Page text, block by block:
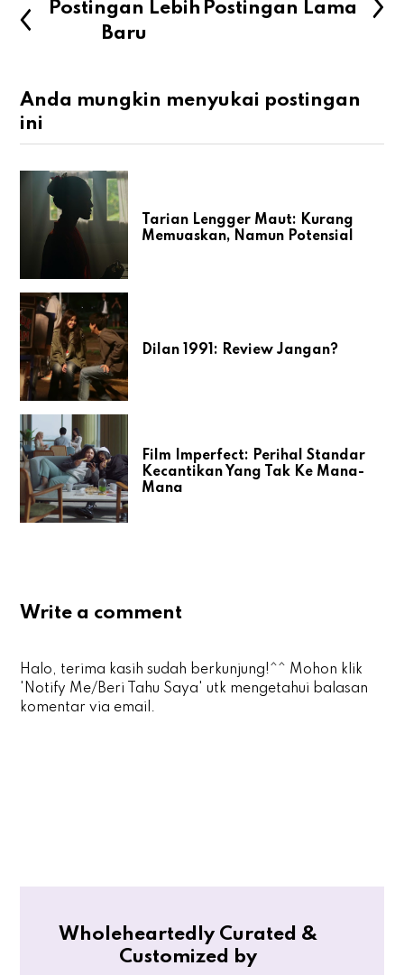
Postingan Lebih
Baru
Postingan Lama
Anda mungkin menyukai postingan
ini
Tarian Lengger Maut: Kurang
Memuaskan, Namun Potensial
Dilan 1991: Review Jangan?
Film Imperfect: Perihal Standar
Kecantikan Yang Tak Ke Mana-
Mana
Write a comment
Halo, terima kasih sudah berkunjung!^^ Mohon klik
'Notify Me/Beri Tahu Saya' utk mengetahui balasan
komentar via email.
Wholeheartedly Curated &
Customized by